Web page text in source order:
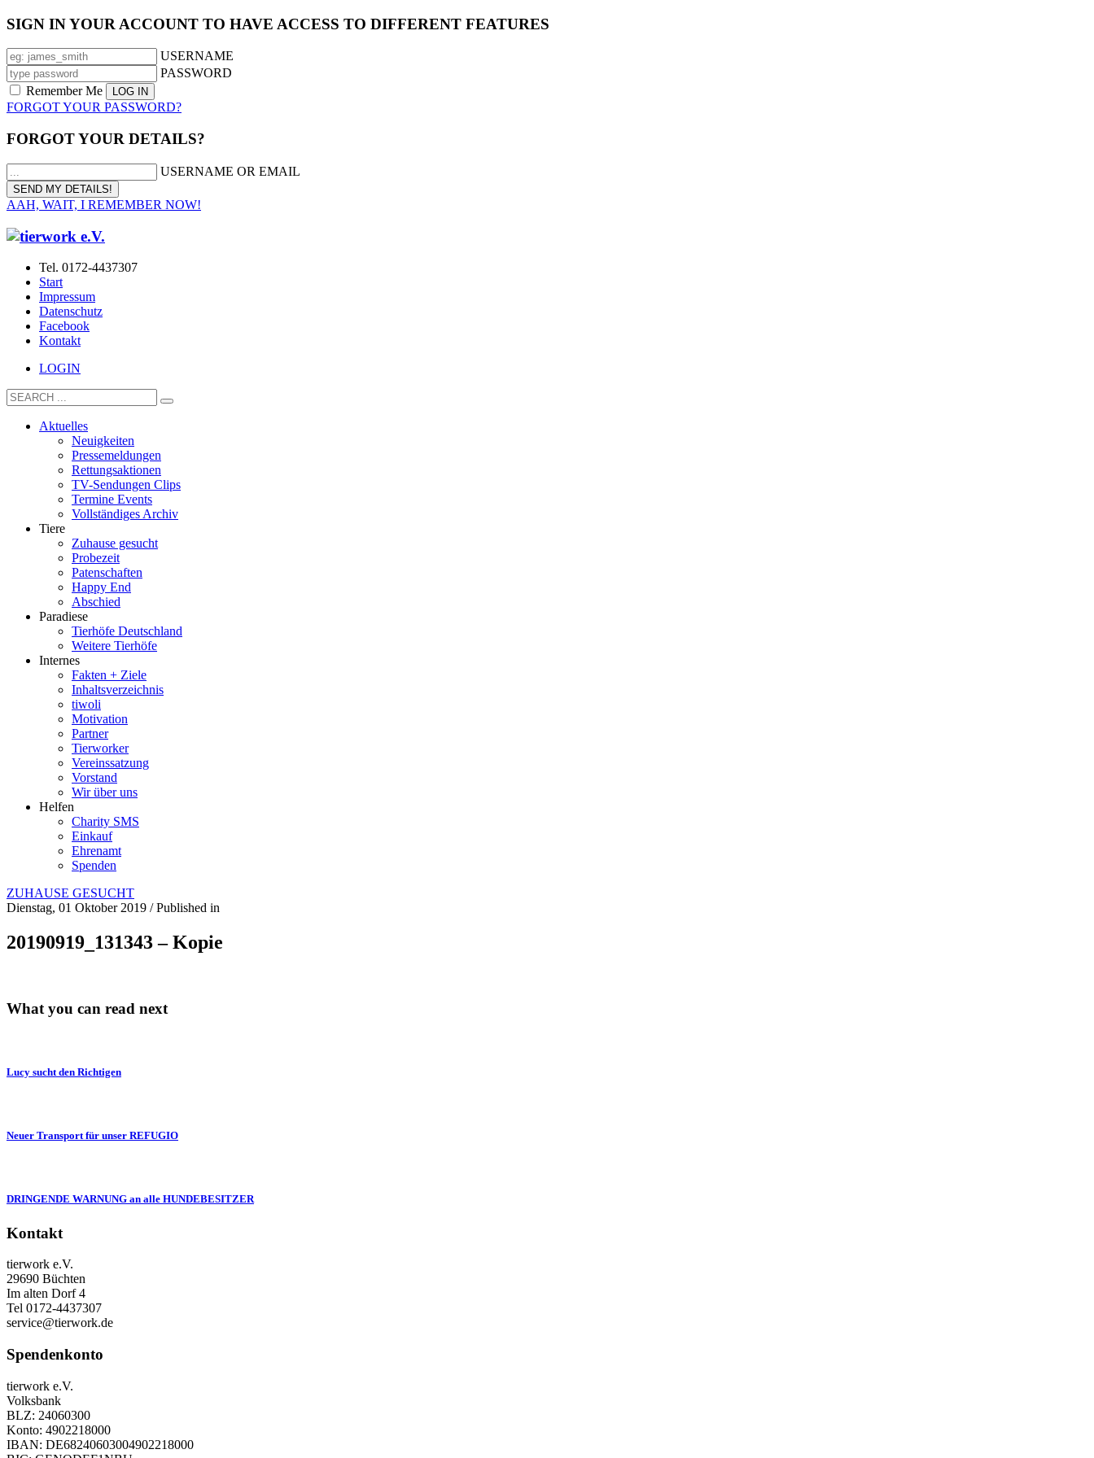
SIGN IN YOUR ACCOUNT TO HAVE ACCESS TO DIFFERENT FEATURES
USERNAME
PASSWORD
Remember Me
FORGOT YOUR PASSWORD?
FORGOT YOUR DETAILS?
USERNAME OR EMAIL
AAH, WAIT, I REMEMBER NOW!
Tel. 0172-4437307
Start
Impressum
Datenschutz
Facebook
Kontakt
LOGIN
Aktuelles
Neuigkeiten
Pressemeldungen
Rettungsaktionen
TV-Sendungen Clips
Termine Events
Vollständiges Archiv
Tiere
Zuhause gesucht
Probezeit
Patenschaften
Happy End
Abschied
Paradiese
Tierhöfe Deutschland
Weitere Tierhöfe
Internes
Fakten + Ziele
Inhaltsverzeichnis
tiwoli
Motivation
Partner
Tierworker
Vereinssatzung
Vorstand
Wir über uns
Helfen
Charity SMS
Einkauf
Ehrenamt
Spenden
ZUHAUSE GESUCHT
Dienstag, 01 Oktober 2019 /Published in
20190919_131343 – Kopie
What you can read next
Lucy sucht den Richtigen
Neuer Transport für unser REFUGIO
DRINGENDE WARNUNG an alle HUNDEBESITZER
Kontakt
tierwork e.V.
29690 Büchten
Im alten Dorf 4
Tel 0172-4437307
service@tierwork.de
Spendenkonto
tierwork e.V.
Volksbank
BLZ: 24060300
Konto: 4902218000
IBAN: DE68240603004902218000